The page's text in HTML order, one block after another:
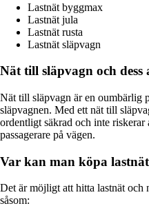
Lastnät byggmax
Lastnät jula
Lastnät rusta
Lastnät släpvagn
Nät till släpvagn och
Nät till släpvagn är en oumbärlig
släpvagnen. Med ett nät till
ordentligt säkrad och inte
passagerare på vägen.
Var kan man köpa
Det är möjligt att hitta lastnät och
såsom: